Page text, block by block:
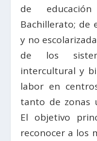
de
Bachillerato; de
y no
de los
intercultural y
labor en
tanto de zonas
El objetivo
reconocer a los